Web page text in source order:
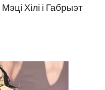
Хілі і Габрыэт